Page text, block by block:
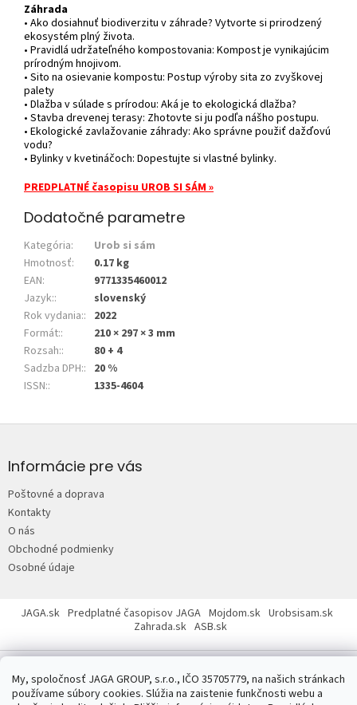
My, spoločnosť JAGA GROUP, s.r.o., IČO 35705779, na našich stránkach
používame súbory cookies. Slúžia na zaistenie funkčnosti webu a
Záhrada
• Ako dosiahnuť biodiverzitu v záhrade? Vytvorte si prirodzený
ekosystém plný života.
• Pravidlá udržateľného kompostovania: Kompost je vynikajúcim
prírodným hnojivom.
• Sito na osievanie kompostu: Postup výroby sita zo zvyškovej
palety
• Dlažba v súlade s prírodou: Aká je to ekologická dlažba?
• Stavba drevenej terasy: Zhotovte si ju podľa nášho postupu.
• Ekologické zavlažovanie záhrady: Ako správne použiť dažďovú
vodu?
• Bylinky v kvetináčoch: Dopestujte si vlastné bylinky.
PREDPLATNÉ časopisu UROB SI SÁM »
Dodatočné parametre
Kategória:
Urob si sám
Hmotnosť:
0.17 kg
EAN:
9771335460012
Jazyk::
slovenský
Rok vydania:: 2022
Formát::
210 × 297 × 3 mm
Rozsah::
80 + 4
Sadzba DPH:: 20 %
ISSN:: 1335-4604
p
e
Informácie pre vás
Poštovné a doprava
Kontakty
O nás
Obchodné podmienky
Osobné údaje
JAGA.sk Predplatné časopisov JAGA Mojdom.sk Urobsisam.sk
Zahrada.sk ASB.sk